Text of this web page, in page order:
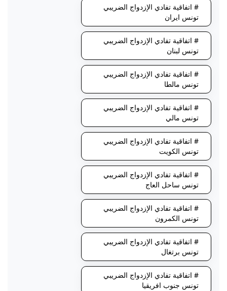
# اتفاقية تفادي الإزدواج الضريبي
تونس ايران
# اتفاقية تفادي الإزدواج الضريبي
تونس لبنان
# اتفاقية تفادي الإزدواج الضريبي
تونس مالطا
# اتفاقية تفادي الإزدواج الضريبي
تونس مالي
# اتفاقية تفادي الإزدواج الضريبي
تونس الكويت
# اتفاقية تفادي الإزدواج الضريبي
تونس ساحل العاج
# اتفاقية تفادي الإزدواج الضريبي
تونس الكمرون
# اتفاقية تفادي الإزدواج الضريبي
تونس برتغال
# اتفاقية تفادي الإزدواج الضريبي
تونس جنوب افريقيا